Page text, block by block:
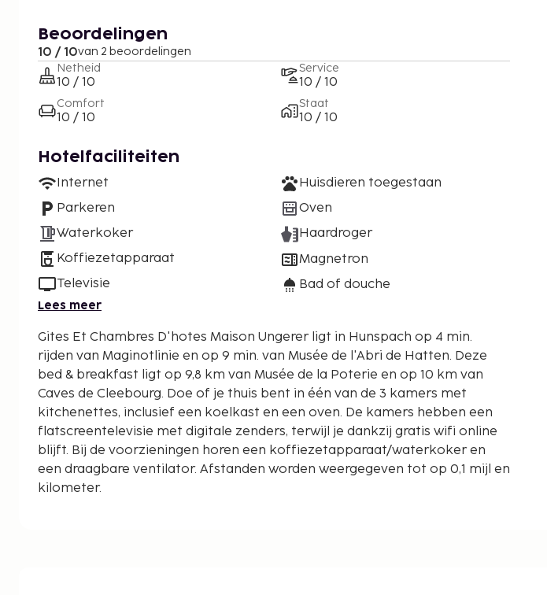
Beoordelingen
10 / 10van 2 beoordelingen
Netheid
10 / 10
Comfort
10 / 10
Service
10 / 10
Staat
10 / 10
Hotelfaciliteiten
Internet
Parkeren
Waterkoker
Koffiezetapparaat
Televisie
Huisdieren toegestaan
Oven
Haardroger
Magnetron
Bad of douche
Lees meer
Gites Et Chambres D'hotes Maison Ungerer ligt in Hunspach op 4 min.
rijden van Maginotlinie en op 9 min. van Musée de l'Abri de Hatten. Deze
bed & breakfast ligt op 9,8 km van Musée de la Poterie en op 10 km van
Caves de Cleebourg. Doe of je thuis bent in één van de 3 kamers met
kitchenettes, inclusief een koelkast en een oven. De kamers hebben een
flatscreentelevisie met digitale zenders, terwijl je dankzij gratis wifi online
blijft. Bij de voorzieningen horen een koffiezetapparaat/waterkoker en
een draagbare ventilator. Afstanden worden weergegeven tot op 0,1 mijl en
kilometer.